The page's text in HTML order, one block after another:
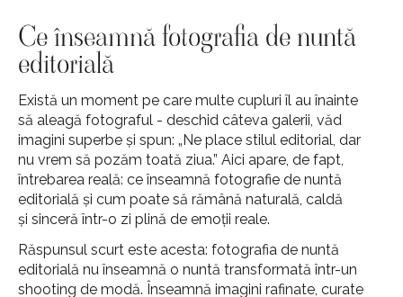
Ce înseamnă fotografia de nuntă
editorială
Există un moment pe care multe cupluri îl au înainte
să aleagă fotograful - deschid câteva galerii, văd
imagini superbe și spun: „Ne place stilul editorial, dar
nu vrem să pozăm toată ziua.” Aici apare, de fapt,
întrebarea reală: ce înseamnă fotografie de nuntă
editorială și cum poate să rămână naturală, caldă
și sinceră într-o zi plină de emoții reale.
Răspunsul scurt este acesta: fotografia de nuntă
editorială nu înseamnă o nuntă transformată într-un
shooting de modă. Înseamnă imagini rafinate, curate